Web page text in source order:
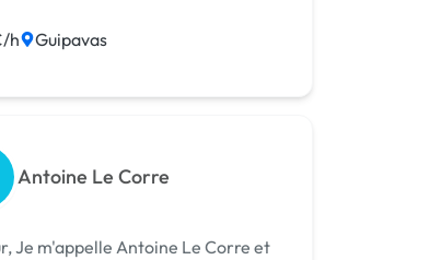
de Script
h Guipavas
Antoine Le Corre
et